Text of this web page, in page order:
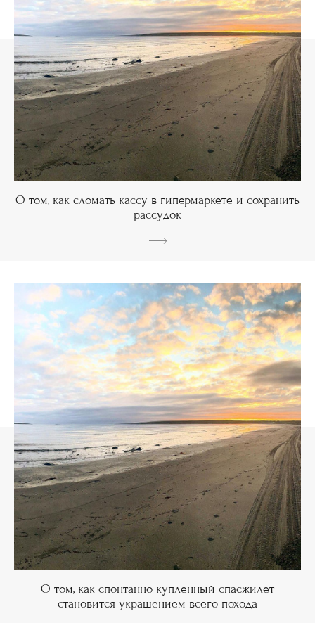
О том, как сломать кассу в гипермаркете и сохранить
рассудок
О том, как спонтанно купленный спасжилет
становится украшением всего похода